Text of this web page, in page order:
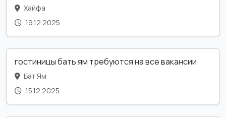
Хайфа
19.12.2025
гостиницы бать ям требуются на все вакансии
Бат Ям
15.12.2025